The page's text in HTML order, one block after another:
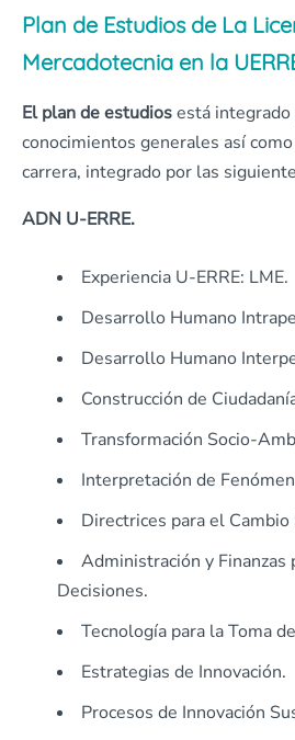
Plan de Estudios de La
Mercadotecnia en la
El plan de estudiosestá integrado
conocimientos generales así
carrera, integrado por las
ADN U-ERRE.
Experiencia U-ERRE: LME.
Desarrollo Humano
Desarrollo Humano
Construcción de
Transformación Socio-
Interpretación de
Directrices para el Cambio
Administración y Finanzas
Decisiones.
Tecnología para la Toma
Estrategias de Innovación.
Procesos de Innovación